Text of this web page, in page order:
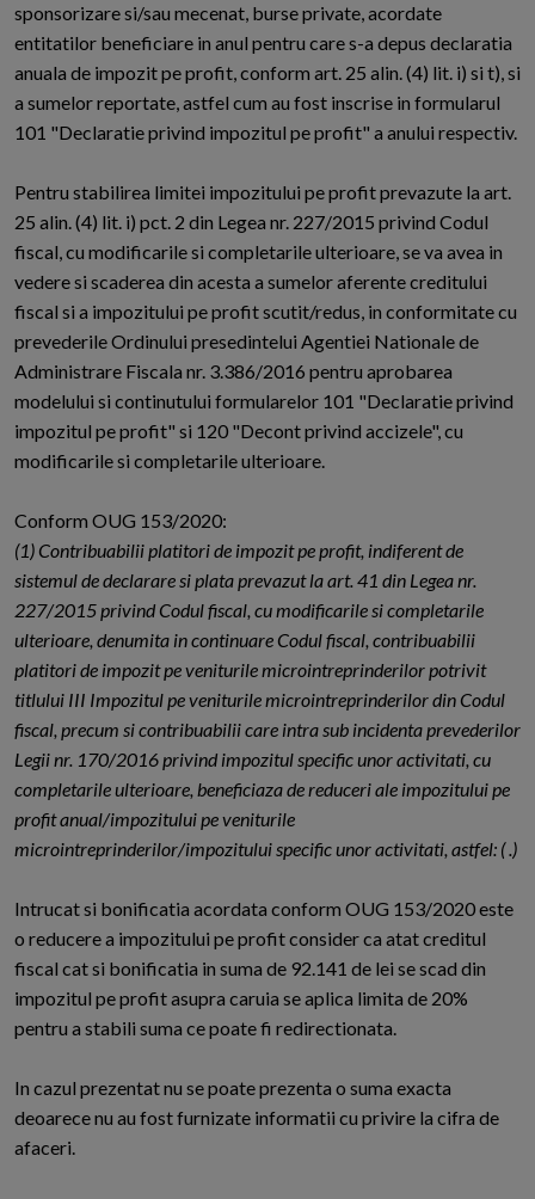
sponsorizare si/sau mecenat, burse private, acordate
entitatilor beneficiare in anul pentru care s-a depus declaratia
anuala de impozit pe profit, conform art. 25 alin. (4) lit. i) si t), si
a sumelor reportate, astfel cum au fost inscrise in formularul
101 "Declaratie privind impozitul pe profit" a anului respectiv.
Pentru stabilirea limitei impozitului pe profit prevazute la art.
25 alin. (4) lit. i) pct. 2 din Legea nr. 227/2015 privind Codul
fiscal, cu modificarile si completarile ulterioare, se va avea in
vedere si scaderea din acesta a sumelor aferente creditului
fiscal si a impozitului pe profit scutit/redus, in conformitate cu
prevederile Ordinului presedintelui Agentiei Nationale de
Administrare Fiscala nr. 3.386/2016 pentru aprobarea
modelului si continutului formularelor 101 "Declaratie privind
impozitul pe profit" si 120 "Decont privind accizele", cu
modificarile si completarile ulterioare.
Conform OUG 153/2020:
(1) Contribuabilii platitori de impozit pe profit, indiferent de
sistemul de declarare si plata prevazut la art. 41 din Legea nr.
227/2015 privind Codul fiscal, cu modificarile si completarile
ulterioare, denumita in continuare Codul fiscal, contribuabilii
platitori de impozit pe veniturile microintreprinderilor potrivit
titlului III Impozitul pe veniturile microintreprinderilor din Codul
fiscal, precum si contribuabilii care intra sub incidenta prevederilor
Legii nr. 170/2016 privind impozitul specific unor activitati, cu
completarile ulterioare, beneficiaza de reduceri ale impozitului pe
profit anual/impozitului pe veniturile
microintreprinderilor/impozitului specific unor activitati, astfel: ( .)
Intrucat si bonificatia acordata conform OUG 153/2020 este
o reducere a impozitului pe profit consider ca atat creditul
fiscal cat si bonificatia in suma de 92.141 de lei se scad din
impozitul pe profit asupra caruia se aplica limita de 20%
pentru a stabili suma ce poate fi redirectionata.
In cazul prezentat nu se poate prezenta o suma exacta
deoarece nu au fost furnizate informatii cu privire la cifra de
afaceri.